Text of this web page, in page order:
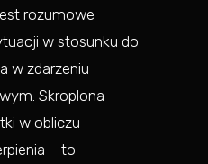
rozumowe
w stosunku do
w zdarzeniu
Skroplona
w obliczu
– to